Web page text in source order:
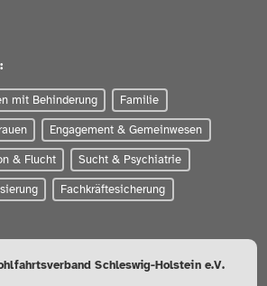
mit Behinderung Familie
Engagement & Gemeinwesen
& Flucht Sucht & Psychiatrie
Fachkräftesicherung
Schleswig-Holstein e.V.